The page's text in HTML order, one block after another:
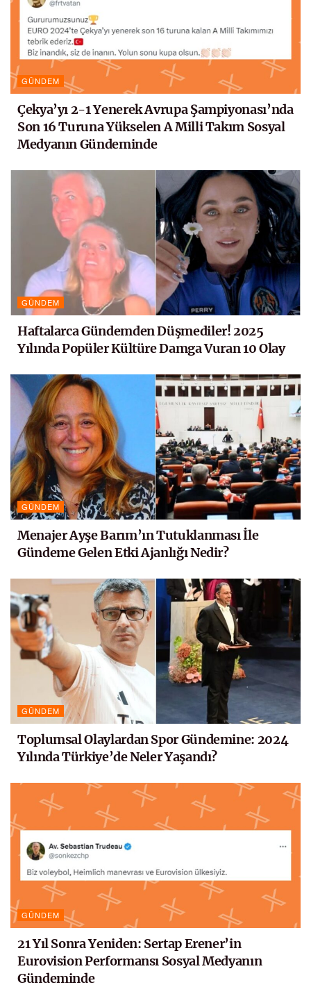
GÜNDEM
Çekya’yı 2-1 Yenerek Avrupa Şampiyonası’nda
Son 16 Turuna Yükselen A Milli Takım Sosyal
Medyanın Gündeminde
GÜNDEM
Haftalarca Gündemden Düşmediler! 2025
Yılında Popüler Kültüre Damga Vuran 10 Olay
GÜNDEM
Menajer Ayşe Barım’ın Tutuklanması İle
Gündeme Gelen Etki Ajanlığı Nedir?
GÜNDEM
Toplumsal Olaylardan Spor Gündemine: 2024
Yılında Türkiye’de Neler Yaşandı?
GÜNDEM
21 Yıl Sonra Yeniden: Sertap Erener’in
Eurovision Performansı Sosyal Medyanın
Gündeminde